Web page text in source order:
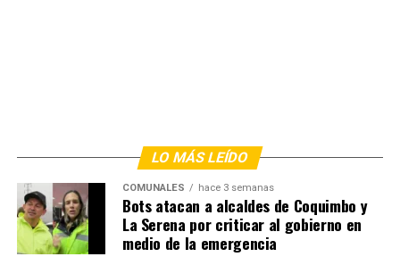
LO MÁS LEÍDO
COMUNALES hace 3 semanas
Bots atacan a alcaldes de Coquimbo y
La Serena por criticar al gobierno en
medio de la emergencia